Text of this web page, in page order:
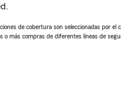
de cobertura son seleccionadas por el
más compras de diferentes líneas de